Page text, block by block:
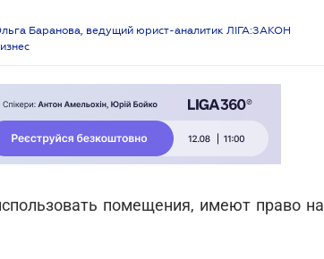
Баранова, ведущий юрист-аналитик ЛІГА:ЗАКОН
помещения, имеют право на